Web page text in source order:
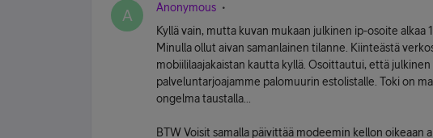
A Anonymous
Kyllä vain, mutta kuvan mukaan julkinen ip-osoite alkaa
Minulla ollut aivan samanlainen tilanne. Kiinteästä
mobiililaajakaistan kautta kyllä. Osoittautui, että
palveluntarjoajamme palomuurin estolistalle. Toki on
ongelma taustalla...
BTW Voisit samalla päivittää modeemin kellon oikeaan